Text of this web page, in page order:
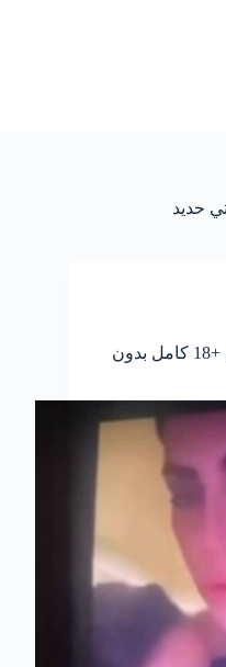
حديد
فيديو فضيحة الفنانة اشتي تلغرام +18 كامل بدون